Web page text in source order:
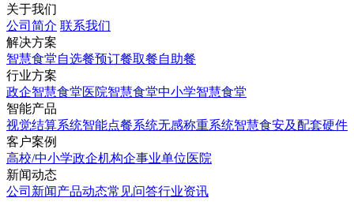
关于我们
公司简介 联系我们
解决方案
智慧食堂自选餐预订餐取餐自助餐
行业方案
政企智慧食堂医院智慧食堂中小学智慧食堂
智能产品
视觉结算系统智能点餐系统无感称重系统智慧食安及配套硬件
客户案例
高校/中小学政企机构企事业单位医院
新闻动态
公司新闻产品动态常见问答行业资讯